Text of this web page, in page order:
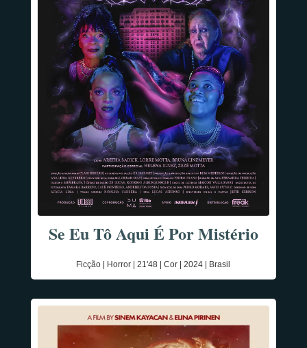
Se Eu Tô Aqui É Por Mistério
Ficção | Horror | 21'48 | Cor | 2024 | Brasil